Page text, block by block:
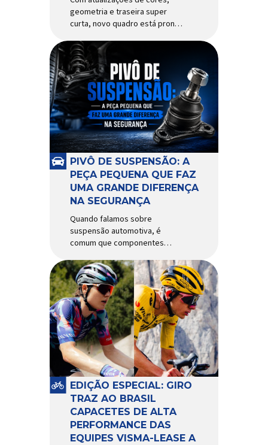
geometria e traseira super
curta, novo quadro está pronto
modelos muito mais caros e
avançados Apresentado há
alguns anos, o quadro Wild
Boost se transformou em um
dos modelos aro 29” de maior
sucesso da Absolute. Indicado
para mountain bike cross-
country, trail leve e até uso […]
PIVÔ DE SUSPENSÃO: A
PEÇA PEQUENA QUE FAZ
UMA GRANDE DIFERENÇA
NA SEGURANÇA
Quando falamos sobre
suspensão automotiva, é
comum que componentes
recebam mais atenção. Porém,
existe uma peça relativamente
pequena que desempenha um
papel fundamental na
segurança e no
comportamento do veículo: o
pivô de suspensão.
Responsável por conectar
diferentes componentes do
sistema e permitir os
movimentos necessários
durante a condução, o pivô […]
EDIÇÃO ESPECIAL: GIRO
TRAZ AO BRASIL
CAPACETES DE ALTA
PERFORMANCE DAS
EQUIPES VISMA-LEASE A